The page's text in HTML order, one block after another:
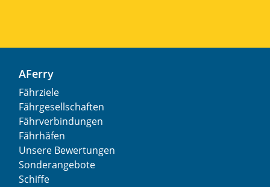
AFerry
Fährziele
Fährgesellschaften
Fährverbindungen
Fährhäfen
Unsere Bewertungen
Sonderangebote
Schiffe